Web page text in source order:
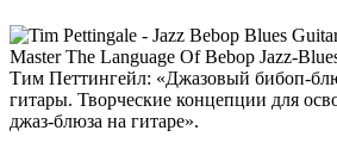
Тим Петтингейл: «Джазовый бибоп-
гитары. Творческие концепции для
джаз-блюза на гитаре».